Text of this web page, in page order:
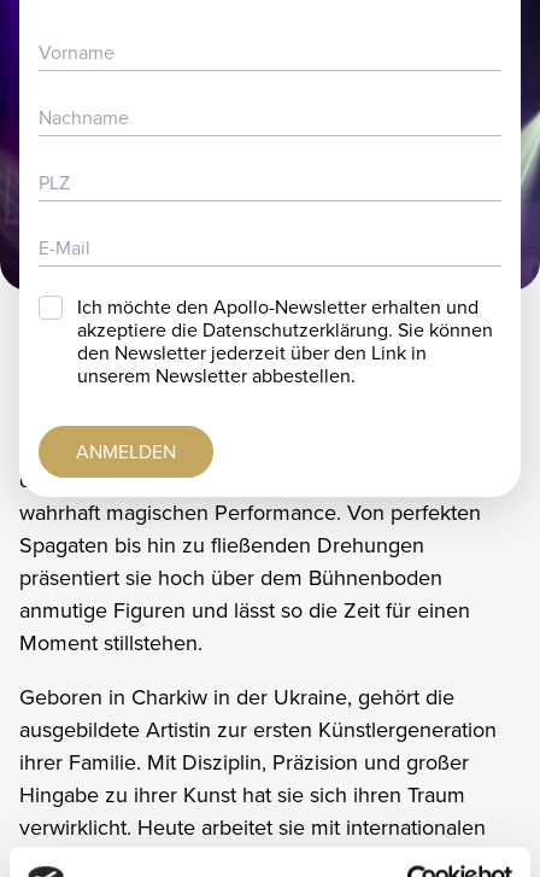
PARTNER & SPONSOREN
TICKETS
Mehr über Asya Popsulis
Körperbeherrschung schlingt Asya ihren Körper um
das Lufttuch und verzaubert das Publikum mit einer
wahrhaft magischen Performance. Von perfekten
Spagaten bis hin zu fließenden Drehungen
präsentiert sie hoch über dem Bühnenboden
anmutige Figuren und lässt so die Zeit für einen
Moment stillstehen.
Geboren in Charkiw in der Ukraine, gehört die
ausgebildete Artistin zur ersten Künstlergeneration
ihrer Familie. Mit Disziplin, Präzision und großer
Hingabe zu ihrer Kunst hat sie sich ihren Traum
verwirklicht. Heute arbeitet sie mit internationalen
Produktionen und Kreativteams auf der ganzen Welt
Ich möchte den Apollo-Newsletter erhalten und
akzeptiere die Datenschutzerklärung. Sie können
den Newsletter jederzeit über den Link in
unserem Newsletter abbestellen.
ANMELDEN